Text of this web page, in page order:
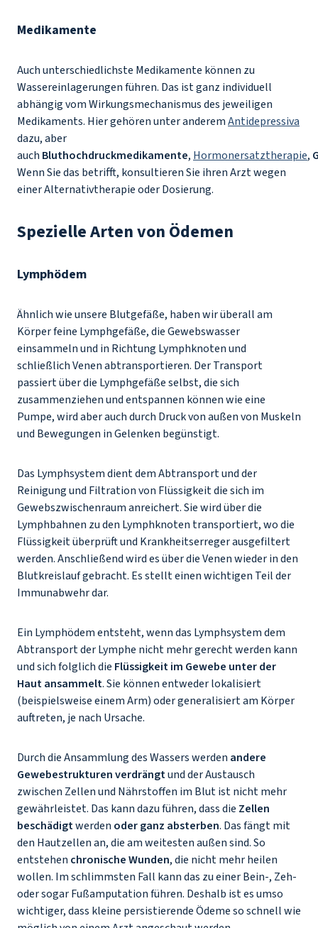
Medikamente
Auch unterschiedlichste Medikamente können zu
Wassereinlagerungen führen. Das ist ganz individuell
abhängig vom Wirkungsmechanismus des jeweiligen
Medikaments. Hier gehören unter anderemAntidepressiva
dazu, aber
auch Bluthochdruckmedikamente, Hormonersatztherapie,
Wenn Sie das betrifft, konsultieren Sie ihren Arzt wegen
einer Alternativtherapie oder Dosierung.
Spezielle Arten von Ödemen
Lymphödem
Ähnlich wie unsere Blutgefäße, haben wir überall am
Körper feine Lymphgefäße, die Gewebswasser
einsammeln und in Richtung Lymphknoten und
schließlich Venen abtransportieren. Der Transport
passiert über die Lymphgefäße selbst, die sich
zusammenziehen und entspannen können wie eine
Pumpe, wird aber auch durch Druck von außen von Muskeln
und Bewegungen in Gelenken begünstigt.
Das Lymphsystem dient dem Abtransport und der
Reinigung und Filtration von Flüssigkeit die sich im
Gewebszwischenraum anreichert. Sie wird über die
Lymphbahnen zu den Lymphknoten transportiert, wo die
Flüssigkeit überprüft und Krankheitserreger ausgefiltert
werden. Anschließend wird es über die Venen wieder in den
Blutkreislauf gebracht. Es stellt einen wichtigen Teil der
Immunabwehr dar.
Ein Lymphödem entsteht, wenn das Lymphsystem dem
Abtransport der Lymphe nicht mehr gerecht werden kann
und sich folglich die Flüssigkeit im Gewebe unter der
Haut ansammelt. Sie können entweder lokalisiert
(beispielsweise einem Arm) oder generalisiert am Körper
auftreten, je nach Ursache.
Durch die Ansammlung des Wassers werden andere
Gewebestrukturen verdrängtund der Austausch
zwischen Zellen und Nährstoffen im Blut ist nicht mehr
gewährleistet. Das kann dazu führen, dass die Zellen
beschädigtwerden oder ganz absterben. Das fängt mit
den Hautzellen an, die am weitesten außen sind. So
entstehen chronische Wunden, die nicht mehr heilen
wollen. Im schlimmsten Fall kann das zu einer Bein-, Zeh-
oder sogar Fußamputation führen. Deshalb ist es umso
wichtiger, dass kleine persistierende Ödeme so schnell wie